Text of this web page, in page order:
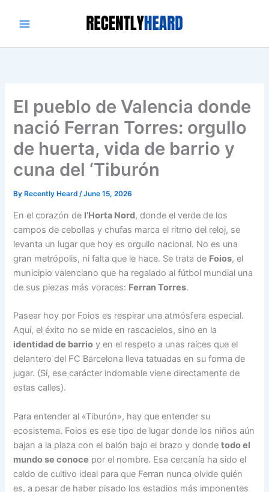
El pueblo de Valencia donde
nació Ferran Torres: orgullo
de huerta, vida de barrio y
cuna del ‘Tiburón
By Recently Heard/June 15, 2026
En el corazón de l’Horta Nord, donde el verde de los
campos de cebollas y chufas marca el ritmo del reloj, se
levanta un lugar que hoy es orgullo nacional. No es una
gran metrópolis, ni falta que le hace. Se trata de Foios, el
municipio valenciano que ha regalado al fútbol mundial una
de sus piezas más voraces: Ferran Torres.
Pasear hoy por Foios es respirar una atmósfera especial.
Aquí, el éxito no se mide en rascacielos, sino en la
identidad de barrio y en el respeto a unas raíces que el
delantero del FC Barcelona lleva tatuadas en su forma de
jugar. (Sí, ese carácter indomable viene directamente de
estas calles).
Para entender al «Tiburón», hay que entender su
ecosistema. Foios es ese tipo de lugar donde los niños aún
bajan a la plaza con el balón bajo el brazo y dondetodo el
mundo se conoce por el nombre. Esa cercanía ha sido el
caldo de cultivo ideal para que Ferran nunca olvide quién
es, a pesar de haber pisado los estadios más imponentes